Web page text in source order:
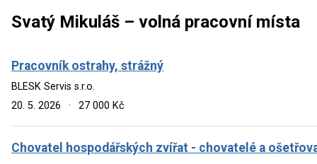
Svatý Mikuláš – volná pracovní místa
Pracovník ostrahy, strážný
BLESK Servis s.r.o.
20. 5. 2026
· 27 000 Kč
Chovatel hospodářských zvířat - chovatelé a